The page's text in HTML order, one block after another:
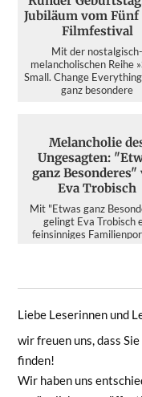
Jubiläum vom Fünf
Filmfestival
Mit der nostalgisch-
melancholischen Reihe
Small. Change
ganz besondere
Melancholie
Ungesagten:
ganz Besonderes"
Eva Trobisch
Mit "Etwas ganz
gelingt Eva Trobisch
feinsinniges
Liebe Leserinnen und
wir freuen uns, dass
finden!
Wir haben uns